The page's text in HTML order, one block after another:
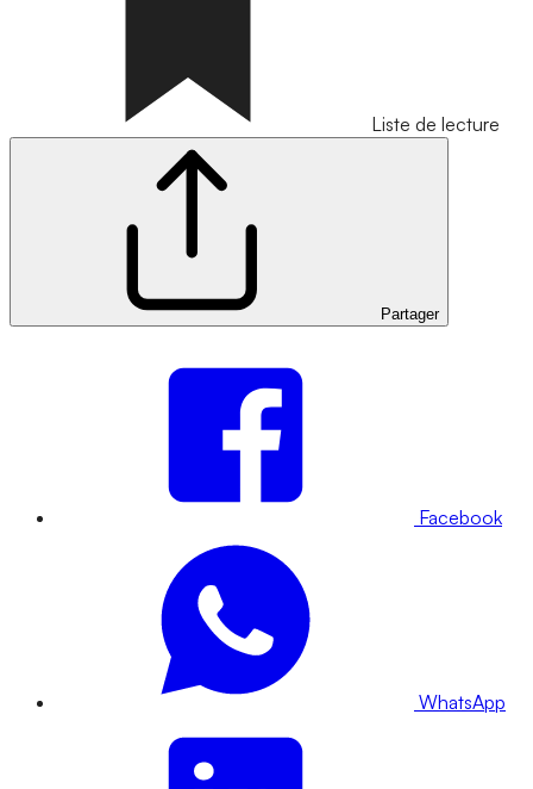
Liste de lecture
Partager
Facebook
WhatsApp